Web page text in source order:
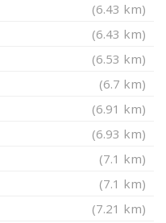
(6.43 km)
(6.43 km)
(6.53 km)
(6.7 km)
(6.91 km)
(6.93 km)
(7.1 km)
(7.1 km)
(7.21 km)